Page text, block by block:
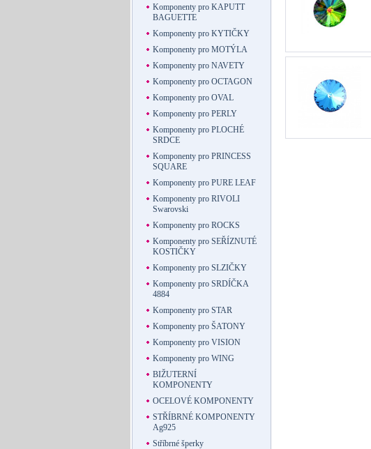
Komponenty pro KAPUTT
BAGUETTE
Komponenty pro KYTIČKY
Komponenty pro MOTÝLA
Komponenty pro NAVETY
Komponenty pro OCTAGON
Komponenty pro OVAL
Komponenty pro PERLY
Komponenty pro PLOCHÉ
SRDCE
Komponenty pro PRINCESS
SQUARE
Komponenty pro PURE LEAF
Komponenty pro RIVOLI
Swarovski
Komponenty pro ROCKS
Komponenty pro SEŘÍZNUTÉ
KOSTIČKY
Komponenty pro SLZIČKY
Komponenty pro SRDÍČKA
4884
Komponenty pro STAR
Komponenty pro ŠATONY
Komponenty pro VISION
Komponenty pro WING
BIŽUTERNÍ
KOMPONENTY
OCELOVÉ KOMPONENTY
STŘÍBRNÉ KOMPONENTY
Ag925
Stříbrné šperky